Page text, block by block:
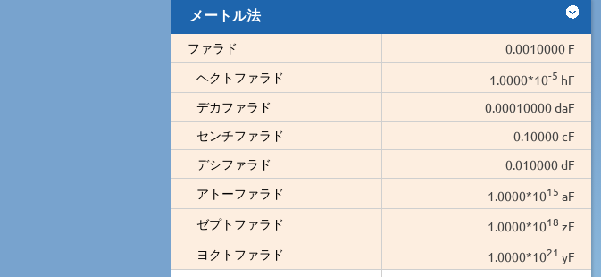
メートル法
ファラド
0.0010000 F
ヘクトファラド
1.0000*10-5 hF
デカファラド
0.00010000 daF
センチファラド
0.10000 cF
デシファラド
0.010000 dF
アトーファラド
1.0000*1015 aF
ゼプトファラド
1.0000*1018 zF
ヨクトファラド
1.0000*1021 yF